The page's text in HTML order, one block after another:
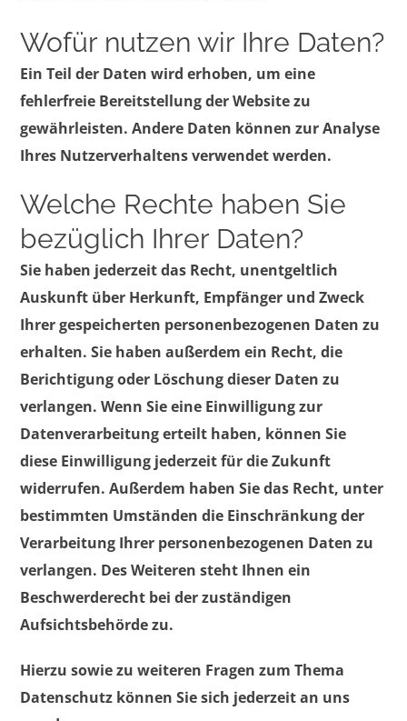
Wofür nutzen wir Ihre Daten?
Ein Teil der Daten wird erhoben, um eine
fehlerfreie Bereitstellung der Website zu
gewährleisten. Andere Daten können zur Analyse
Ihres Nutzerverhaltens verwendet werden.
Welche Rechte haben Sie
bezüglich Ihrer Daten?
Sie haben jederzeit das Recht, unentgeltlich
Auskunft über Herkunft, Empfänger und Zweck
Ihrer gespeicherten personenbezogenen Daten zu
erhalten. Sie haben außerdem ein Recht, die
Berichtigung oder Löschung dieser Daten zu
verlangen. Wenn Sie eine Einwilligung zur
Datenverarbeitung erteilt haben, können Sie
diese Einwilligung jederzeit für die Zukunft
widerrufen. Außerdem haben Sie das Recht, unter
bestimmten Umständen die Einschränkung der
Verarbeitung Ihrer personenbezogenen Daten zu
verlangen. Des Weiteren steht Ihnen ein
Beschwerderecht bei der zuständigen
Aufsichtsbehörde zu.
Hierzu sowie zu weiteren Fragen zum Thema
Datenschutz können Sie sich jederzeit an uns